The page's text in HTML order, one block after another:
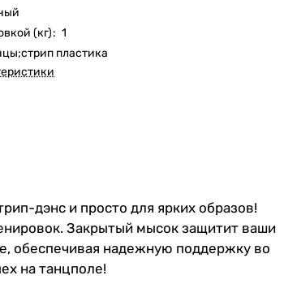
(кг): 1
пластика
дэнс и просто для ярких образов!
Закрытый мысок защитит ваши
обеспечивая надежную поддержку во
на танцполе!